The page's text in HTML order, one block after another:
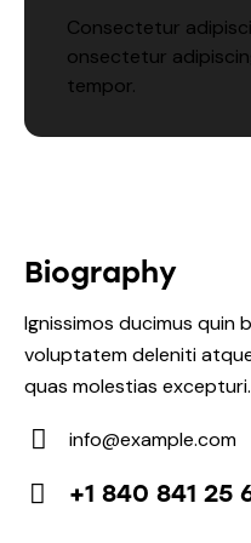
Consectetur
onsectetur
tempor.
Biography
Ignissimos ducimus quin
voluptatem deleniti
quas molestias
m
info@example.com
+1 840 841 25